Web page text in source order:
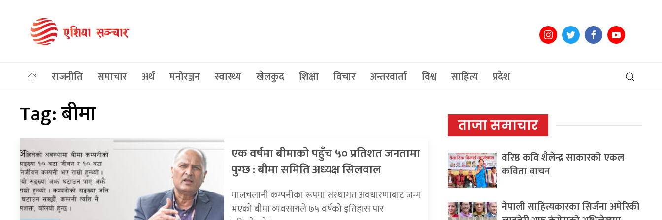
राजनीति समाचार अर्थ मनोरञ्जन स्वास्थ्य खेलकुद शिक्षा विचार अन्तरवार्ता विश्व साहित्य प्रदेश
Tag:बीमा
एक वर्षमा बीमाको पहुँच ५० प्रतिशत जनतामा
पुग्छ : बीमा समिति अध्यक्ष सिलवाल
मालचलानी कम्पनीका रूपमा संस्थागत अवधारणाबाट जन्म
भएको बीमा व्यवसायले ७५ वर्षको इतिहास पार
ताजा समाचार
वरिष्ठ कवि शैलेन्द्र साकारको एकल
कविता वाचन
नेपाली साहित्यकारका सिर्जना अमेरिकी